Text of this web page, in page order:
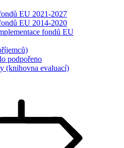
EU 2021-2027
EU 2014-2020
fondů EU
podpořeno
(knihovna evaluací)